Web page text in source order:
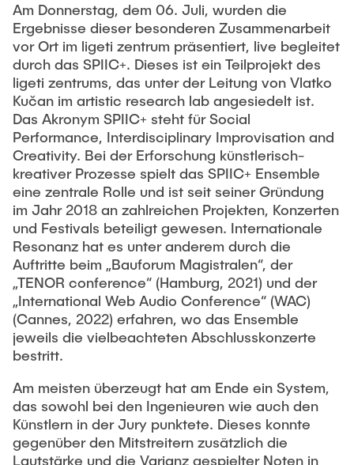
Sravan Shelam, M. Sc.
Julius Harms, Dr.-Ing.
Thanh Trung Do, Prof. Dr.-Ing.
Karl-Heinz Hochhaus, Dr.-Ing.
Christoph Gentner, Dr.-Ing.
Christoph Thiem, Dr.-Ing.
Lennard Wilkening, Dr.-Ing.
Optics Lab: Goniometer Laboratory for Measuring
Light Fields
Am Donnerstag, dem 06. Juli, wurden die
Ergebnisse dieser besonderen Zusammenarbeit
vor Ort im ligeti zentrum präsentiert, live begleitet
durch das SPIIC+. Dieses ist ein Teilprojekt des
ligeti zentrums, das unter der Leitung von Vlatko
Kučan im artistic research lab angesiedelt ist.
Das Akronym SPIIC+ steht für Social
Performance, Interdisciplinary Improvisation and
Creativity. Bei der Erforschung künstlerisch-
kreativer Prozesse spielt das SPIIC+ Ensemble
eine zentrale Rolle und ist seit seiner Gründung
im Jahr 2018 an zahlreichen Projekten, Konzerten
und Festivals beteiligt gewesen. Internationale
Resonanz hat es unter anderem durch die
Auftritte beim „Bauforum Magistralen“, der
„TENOR conference“ (Hamburg, 2021) und der
„International Web Audio Conference“ (WAC)
(Cannes, 2022) erfahren, wo das Ensemble
jeweils die vielbeachteten Abschlusskonzerte
bestritt.
Am meisten überzeugt hat am Ende ein System,
das sowohl bei den Ingenieuren wie auch den
Künstlern in der Jury punktete. Dieses konnte
gegenüber den Mitstreitern zusätzlich die
Lautstärke und die Varianz gespielter Noten in